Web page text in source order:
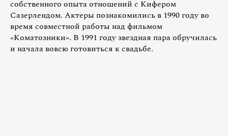
собственного опыта отношений с Кифером
Сазерлендом. Актеры познакомились в 1990 году во
время совместной работы над фильмом
«Коматозники». В 1991 году звездная пара обручилась
и начала вовсю готовиться к свадьбе.